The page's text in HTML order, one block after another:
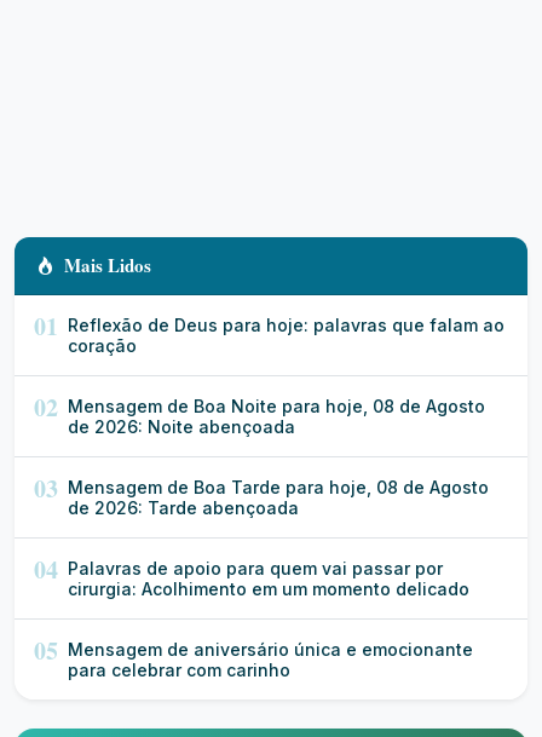
Mais Lidos
01 Reflexão de Deus para hoje: palavras que falam ao
coração
02 Mensagem de Boa Noite para hoje, 08 de Agosto
de 2026: Noite abençoada
03 Mensagem de Boa Tarde para hoje, 08 de Agosto
de 2026: Tarde abençoada
04 Palavras de apoio para quem vai passar por
cirurgia: Acolhimento em um momento delicado
05 Mensagem de aniversário única e emocionante
para celebrar com carinho